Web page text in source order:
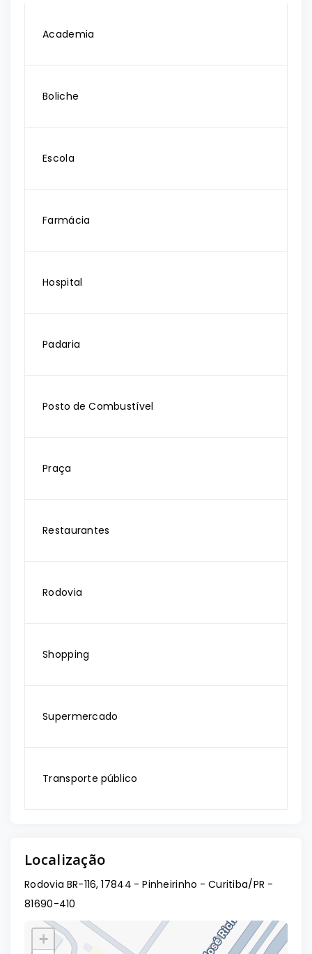
Academia
Boliche
Escola
Farmácia
Hospital
Padaria
Posto de Combustível
Praça
Restaurantes
Rodovia
Shopping
Supermercado
Transporte público
Localização
Rodovia BR-116, 17844 - Pinheirinho - Curitiba/PR -
81690-410
+